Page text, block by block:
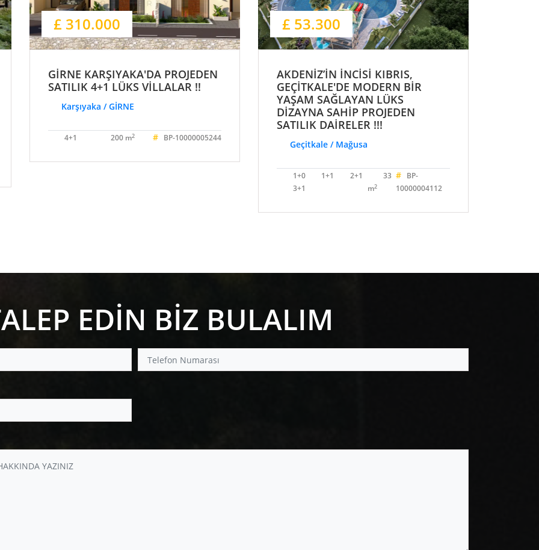
£ 310.000
GİRNE KARŞIYAKA'DA PROJEDEN
SATILIK 4+1 LÜKS VİLLALAR !!
Karşıyaka / GİRNE
4+1 200 m2 # BP-10000005244
£ 53.300
AKDENİZ’İN İNCİSİ KIBRIS,
GEÇİTKALE'DE MODERN BİR
YAŞAM SAĞLAYAN LÜKS
DİZAYNA SAHİP PROJEDEN
SATILIK DAİRELER !!!
Geçitkale / Mağusa
1+0 1+1
2+1
3+1
33
m2
# BP-
10000004112
EDİN BİZ BULALIM